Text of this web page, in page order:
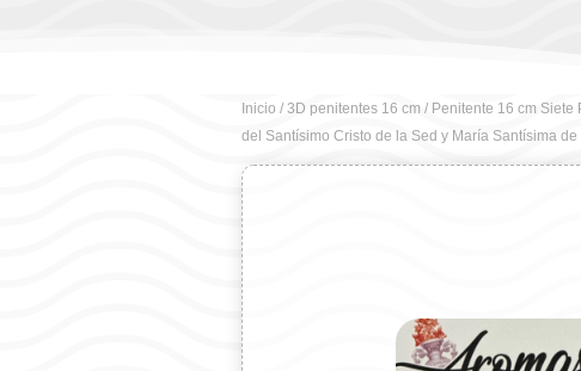
Inicio / 3D penitentes 16 cm/ Penitente 16 cm Siete
del Santísimo Cristo de la Sed y María Santísima de